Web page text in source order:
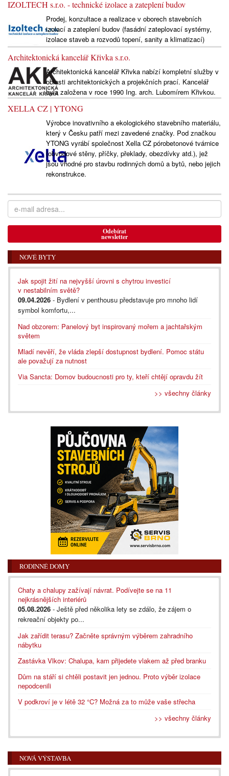
IZOLTECH s.r.o. - technické izolace a zateplení budov
Prodej, konzultace a realizace v oborech stavebních
izolací a zateplení budov (fasádní zateplovací systémy,
izolace staveb a rozvodů topení, sanity a klimatizací)
Architektonická kancelář Křivka s.r.o.
Architektonická kancelář Křivka nabízí kompletní služby v
oblasti architektonických a projekčních prací. Kancelář
byla založena v roce 1990 Ing. arch. Lubomírem Křivkou.
XELLA CZ | YTONG
Výrobce inovativního a ekologického stavebního materiálu,
který v Česku patří mezi zavedené značky. Pod značkou
YTONG vyrábí společnost Xella CZ pórobetonové tvárnice
(obvodové stěny, příčky, překlady, obezdívky atd.), jež
jsou vhodné pro stavbu rodinných domů a bytů, nebo jejich
rekonstrukce.
Odebírat
newsletter
NOVÉ BYTY
Jak spojit žití na nejvyšší úrovni s chytrou investicí
v nestabilním světě?
09.04.2026 - Bydlení v penthousu představuje pro mnoho lidí
symbol komfortu,...
Nad obzorem: Panelový byt inspirovaný mořem a jachtařským
světem
Mladí nevěří, že vláda zlepší dostupnost bydlení. Pomoc státu
ale považují za nutnost
Via Sancta: Domov budoucnosti pro ty, kteří chtějí opravdu žít
>> všechny články
RODINNÉ DOMY
Chaty a chalupy zažívají návrat. Podívejte se na 11
nejkrásnějších interiérů
05.08.2026 - Ještě před několika lety se zdálo, že zájem o
rekreační objekty po...
Jak zařídit terasu? Začněte správným výběrem zahradního
nábytku
Zastávka Vlkov: Chalupa, kam přijedete vlakem až před branku
Dům na stáří si chtěli postavit jen jednou. Proto výběr izolace
nepodcenili
V podkroví je v létě 32 °C? Možná za to může vaše střecha
>> všechny články
NOVÁ VÝSTAVBA